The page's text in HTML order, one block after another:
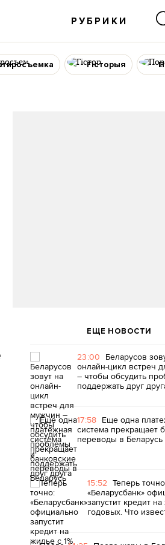
РУБРИКИ
Гісторыя
ЕЩЕ НОВОСТИ
23:00 Беларусов
онлайн-цикл встреч
– чтобы обсудить
поддержать друг
17:58 Еще одна
система прекращает
переводы в Беларусь
15:52 Теперь
«Беларусбанк»
запустит кредит
годовых. Что